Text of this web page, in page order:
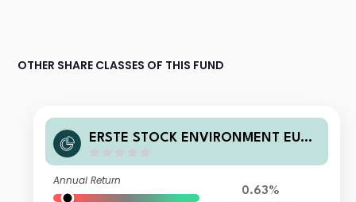
OTHER SHARE CLASSES OF THIS FUND
ERSTE STOCK ENVIRONMENT EUR
Annual Return
0.63%